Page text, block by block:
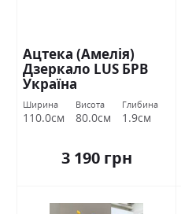
Ацтека (Амелія)
Дзеркало LUS БРВ
Україна
Ширина
110.0см
Висота
80.0см
Глибина
1.9см
3 190 грн